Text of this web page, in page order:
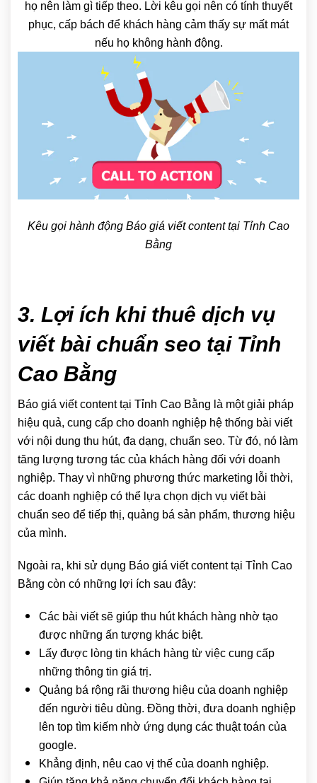
họ nên làm gì tiếp theo. Lời kêu gọi nên có tính thuyết
phục, cấp bách để khách hàng cảm thấy sự mất mát
nếu họ không hành động.
Kêu gọi hành động Báo giá viết content tại Tỉnh Cao
Bằng
3. Lợi ích khi thuê dịch vụ
viết bài chuẩn seo tại Tỉnh
Cao Bằng
Báo giá viết content tại Tỉnh Cao Bằng là một giải pháp
hiệu quả, cung cấp cho doanh nghiệp hệ thống bài viết
với nội dung thu hút, đa dạng, chuẩn seo. Từ đó, nó làm
tăng lượng tương tác của khách hàng đối với doanh
nghiệp. Thay vì những phương thức marketing lỗi thời,
các doanh nghiệp có thể lựa chọn dịch vụ viết bài
chuẩn seo để tiếp thị, quảng bá sản phẩm, thương hiệu
của mình.
Ngoài ra, khi sử dụng Báo giá viết content tại Tỉnh Cao
Bằng còn có những lợi ích sau đây:
Các bài viết sẽ giúp thu hút khách hàng nhờ tạo
được những ấn tượng khác biệt.
Lấy được lòng tin khách hàng từ việc cung cấp
những thông tin giá trị.
Quảng bá rộng rãi thương hiệu của doanh nghiệp
đến người tiêu dùng. Đồng thời, đưa doanh nghiệp
lên top tìm kiếm nhờ ứng dụng các thuật toán của
google.
Khẳng định, nêu cao vị thế của doanh nghiệp.